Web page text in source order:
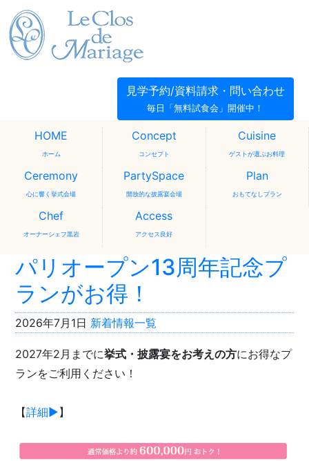
見学予約/資料請求・問い合わせ
毎日「無料試食会」開催中！
HOME
ホーム
Concept
コンセプト
Cuisine
ゲストが選ぶお料理
Ceremony
心に響く挙式会場
PartySpace
開放的な披露宴会場
Plan
おもてなしプラン
Chef
オーナーシェフ黒岩
Access
アクセス良好
パリオープン13周年記念プ
ランがお得！
2026年7月1日 新着情報一覧
2027年2月までに挙式・披露宴をお考えの方にお得なプ
ランをご利用ください！
【詳細▶︎】